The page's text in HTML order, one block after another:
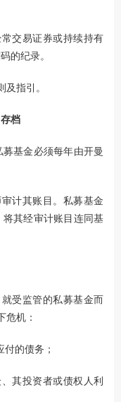
交易证券或持续持有
的纪录。
指引。
档
募基金必须每年由开曼
计其账目。私募基金
其经审计账目连同基
受监管的私募基金而
危机：
的债务；
其投资者或债权人利